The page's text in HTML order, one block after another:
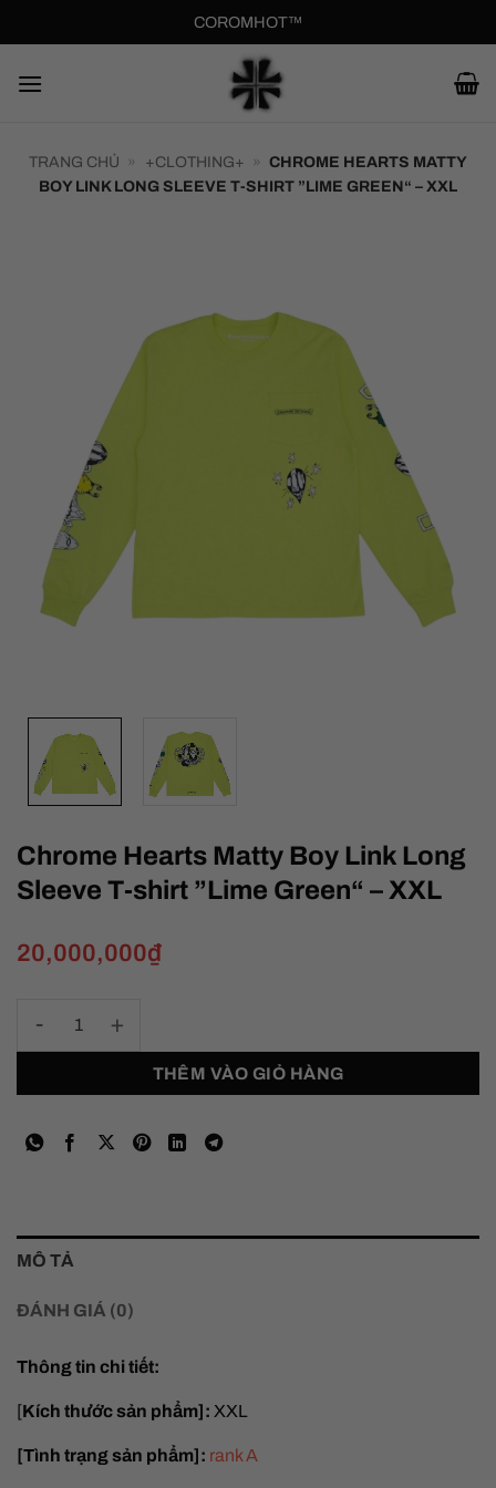
qua
dung
COROMHOT™
TRANG CHỦ » +CLOTHING+ » CHROME HEARTS MATTY
BOY LINK LONG SLEEVE T-SHIRT ”LIME GREEN“ – XXL
Chrome Hearts Matty Boy Link Long
Sleeve T-shirt ”Lime Green“ – XXL
20,000,000₫
THÊM VÀO GIỎ HÀNG
MÔ TẢ
ĐÁNH GIÁ (0)
Thông tin chi tiết:
[Kích thước sản phẩm]: XXL
[Tình trạng sản phẩm]: rank A